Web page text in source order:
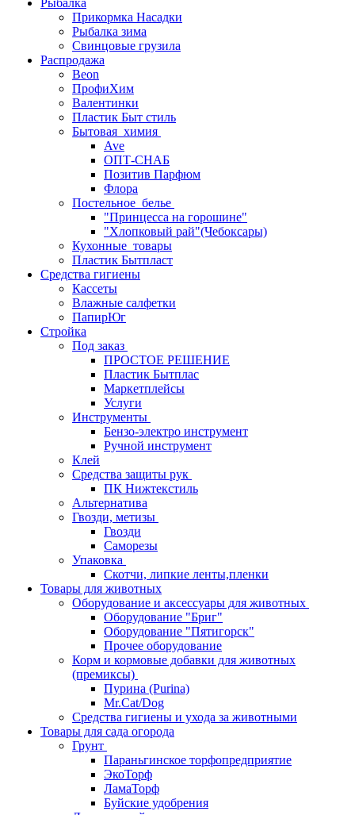
Рыбалка
Прикормка Насадки
Рыбалка зима
Свинцовые грузила
Распродажа
Beon
ПрофиХим
Валентинки
Пластик Быт стиль
Бытовая_химия
Ave
ОПТ-СНАБ
Позитив Парфюм
Флора
Постельное_белье
"Принцесса на горошине"
"Хлопковый рай"(Чебоксары)
Кухонные_товары
Пластик Бытпласт
Средства гигиены
Кассеты
Влажные салфетки
ПапирЮг
Стройка
Под заказ
ПРОСТОЕ РЕШЕНИЕ
Пластик Бытплас
Маркетплейсы
Услуги
Инструменты
Бензо-электро инструмент
Ручной инструмент
Клей
Средства защиты рук
ПК Нижтекстиль
Альтернатива
Гвозди, метизы
Гвозди
Саморезы
Упаковка
Скотчи, липкие ленты,пленки
Товары для животных
Оборудование и аксессуары для животных
Оборудование "Бриг"
Оборудование "Пятигорск"
Прочее оборудование
Корм и кормовые добавки для животных
(премиксы)
Пурина (Purina)
Mr.Cat/Dog
Средства гигиены и ухода за животными
Товары для сада огорода
Грунт
Параньгинское торфопредприятие
ЭкоТорф
ЛамаТорф
Буйские удобрения